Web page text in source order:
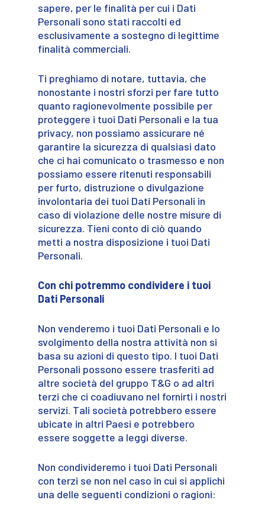
sapere, per le finalità per cui i Dati
Personali sono stati raccolti ed
esclusivamente a sostegno di legittime
finalità commerciali.
Ti preghiamo di notare, tuttavia, che
nonostante i nostri sforzi per fare tutto
quanto ragionevolmente possibile per
proteggere i tuoi Dati Personali e la tua
privacy, non possiamo assicurare né
garantire la sicurezza di qualsiasi dato
che ci hai comunicato o trasmesso e non
possiamo essere ritenuti responsabili
per furto, distruzione o divulgazione
involontaria dei tuoi Dati Personali in
caso di violazione delle nostre misure di
sicurezza. Tieni conto di ciò quando
metti a nostra disposizione i tuoi Dati
Personali.
Con chi potremmo condividere i tuoi
Dati Personali
Non venderemo i tuoi Dati Personali e lo
svolgimento della nostra attività non si
basa su azioni di questo tipo. I tuoi Dati
Personali possono essere trasferiti ad
altre società del gruppo T&G o ad altri
terzi che ci coadiuvano nel fornirti i nostri
servizi. Tali società potrebbero essere
ubicate in altri Paesi e potrebbero
essere soggette a leggi diverse.
Non condivideremo i tuoi Dati Personali
con terzi se non nel caso in cui si applichi
una delle seguenti condizioni o ragioni: